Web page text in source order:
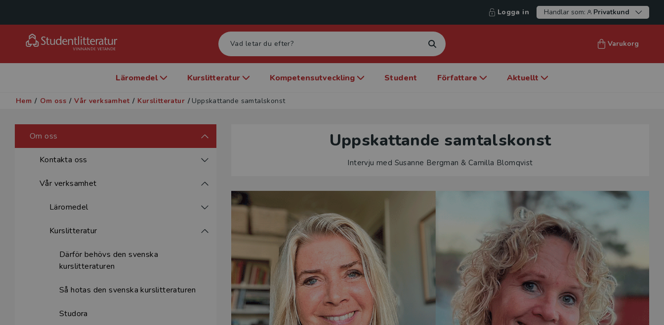
Logga in Handlar som: Privatkund
Varukorg
Läromedel Kurslitteratur Kompetensutveckling Student Författare Aktuellt
Hem / Om oss / Vår verksamhet / Kurslitteratur / Uppskattande samtalskonst
Om oss
Kontakta oss
Vår verksamhet
Läromedel
Kurslitteratur
Därför behövs den svenska
kurslitteraturen
Så hotas den svenska kurslitteraturen
Studora
Uppskattande samtalskonst
Intervju med Susanne Bergman & Camilla Blomqvist